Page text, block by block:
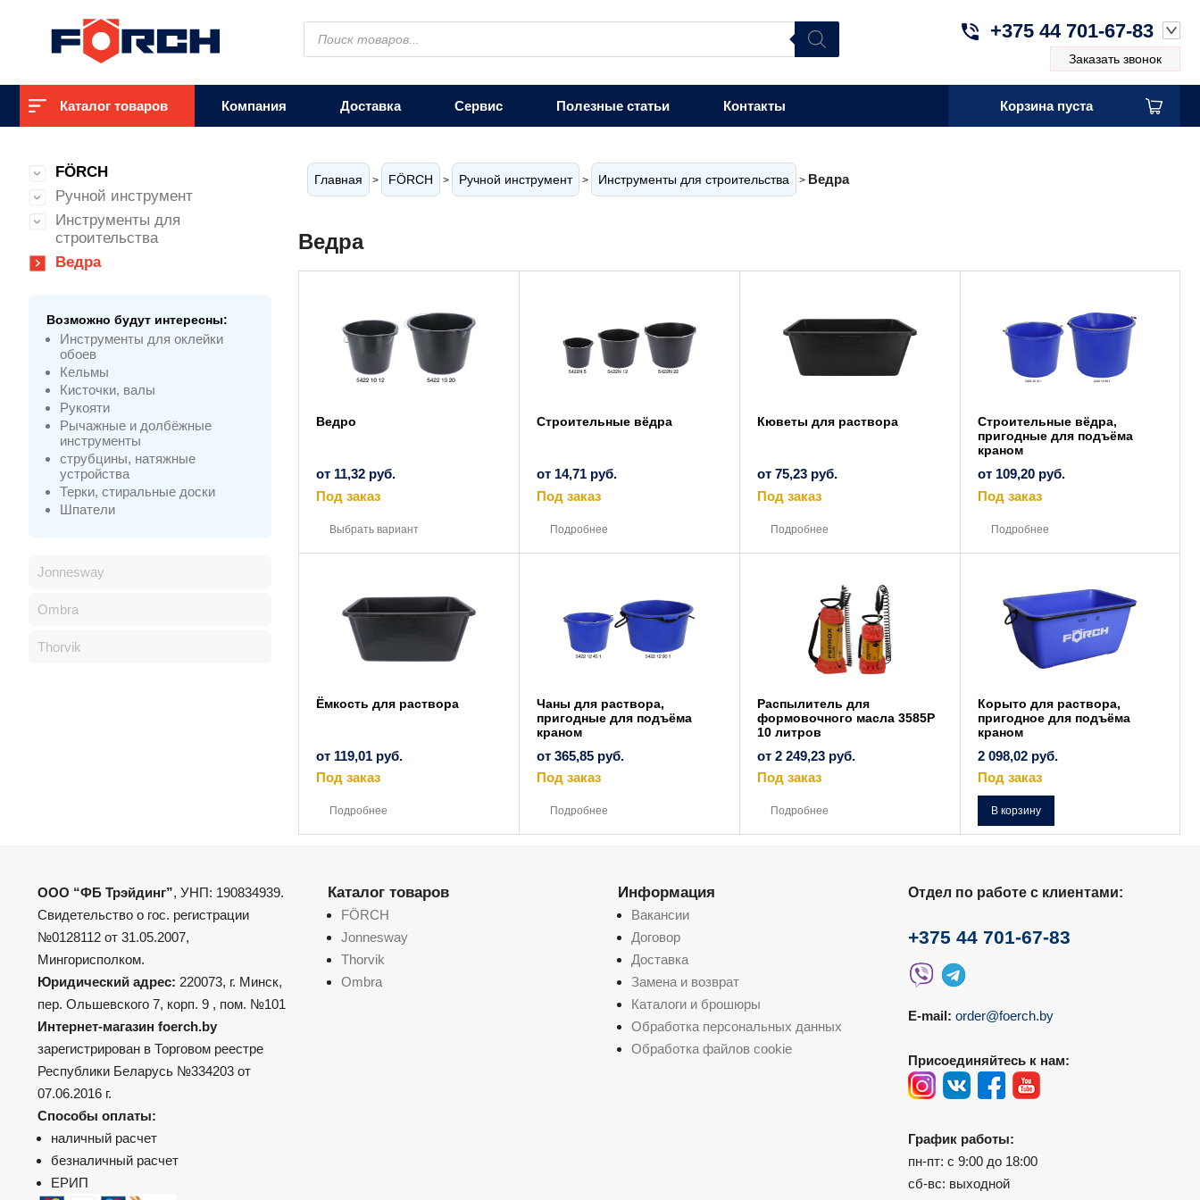
Поиск
товаров
+375 44 701-67-83
Заказать звонок
Каталог товаров Компания Доставка Сервис Полезные статьи Контакты Корзина пуста
Главная > FÖRCH > Ручной инструмент > Инструменты для строительства > Ведра
Ведра
Ведро
от 11,32 руб.
Под заказ
Выбрать вариант
выбрать
странице
товара.
Строительные вёдра
от 14,71 руб.
Под заказ
Подробнее
на
странице
товара.
Кюветы для раствора
от 75,23 руб.
Под заказ
Подробнее
можно
выбрать
на
странице
товара.
Строительные вёдра,
пригодные для подъёма
краном
от 109,20 руб.
Под заказ
Подробнее
выбрать
на
странице
товара.
Ёмкость для раствора
от 119,01 руб.
Под заказ
Подробнее
на
странице
Чаны для раствора,
пригодные для подъёма
краном
от 365,85 руб.
Под заказ
Подробнее
на
странице
товара.
Распылитель для
формовочного масла 3585Р
10 литров
от 2 249,23 руб.
Под заказ
Подробнее
Корыто для раствора,
пригодное для подъёма
краном
2 098,02 руб.
Под заказ
В корзину
FÖRCH
Ручной инструмент
Инструменты для
строительства
Ведра
Возможно будут интересны:
Инструменты для оклейки
обоев
Кельмы
Кисточки, валы
Рукояти
Рычажные и долбёжные
инструменты
струбцины, натяжные
устройства
Терки, стиральные доски
Шпатели
Jonnesway
Ombra
Thorvik
ООО “ФБ Трэйдинг”, УНП: 190834939.
Свидетельство о гос. регистрации
№0128112 от 31.05.2007,
Мингорисполком.
Юридический адрес: 220073, г. Минск,
пер. Ольшевского 7, корп. 9 , пом. №101
Интернет-магазин foerch.by
зарегистрирован в Торговом реестре
Республики Беларусь №334203 от
07.06.2016 г.
Способы оплаты:
наличный расчет
безналичный расчет
ЕРИП
Каталог товаров
FÖRCH
Jonnesway
Thorvik
Ombra
Информация
Вакансии
Договор
Доставка
Замена и возврат
Каталоги и брошюры
Обработка персональных данных
Обработка файлов cookie
Отдел по работе с клиентами:
+375 44 701-67-83
E-mail: order@foerch.by
Присоединяйтесь к нам:
График работы:
пн-пт: с 9:00 до 18:00
сб-вс: выходной